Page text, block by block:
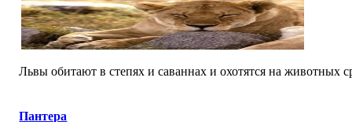
Львы обитают в степях и саваннах и охотятся на животных
Пантера